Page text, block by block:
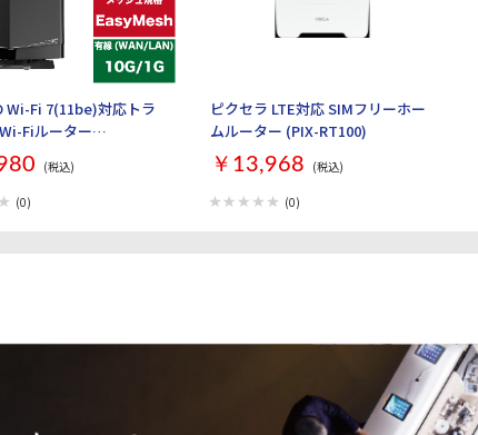
Wi-Fi 7(11be)対応トラ
Fiルーター
WXR9300BE6P [ブラ
(税込)
(0)
ピクセラ LTE対応 SIMフリーホー
ムルーター (PIX-RT100)
￥13,968 (税込)
(0)